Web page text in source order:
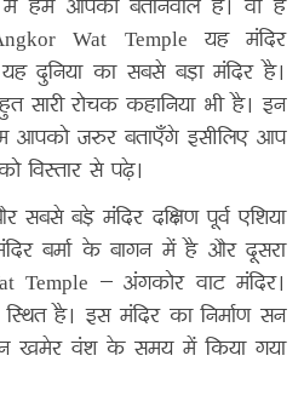
हम आपको बतानेवाले है। वो हैं
Wat Temple यह मंदिर
दुनिया का सबसे बड़ा मंदिर है।
सारी रोचक कहानिया भी है। इन
आपको जरुर बताएँगे इसीलिए आप
विस्तार से पढ़े।
सबसे बड़े मंदिर दक्षिण पूर्व एशिया
बर्मा के बागन में है और दूसरा
Temple – अंगकोर वाट मंदिर।
है। इस मंदिर का निर्माण सन
खमेर वंश के समय में किया गया